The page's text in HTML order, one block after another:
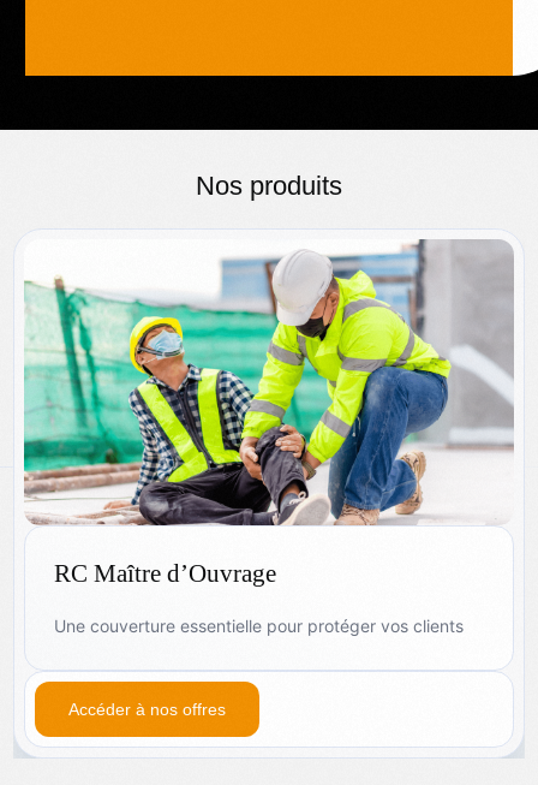
Nos produits
RC Maître d’Ouvrage
Une couverture essentielle pour protéger vos clients
Accéder à nos offres